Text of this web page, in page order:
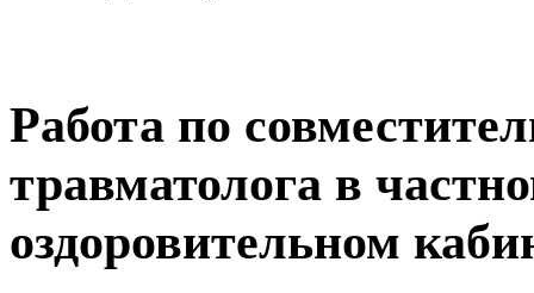
Работа по
травматолога в
оздоровительном